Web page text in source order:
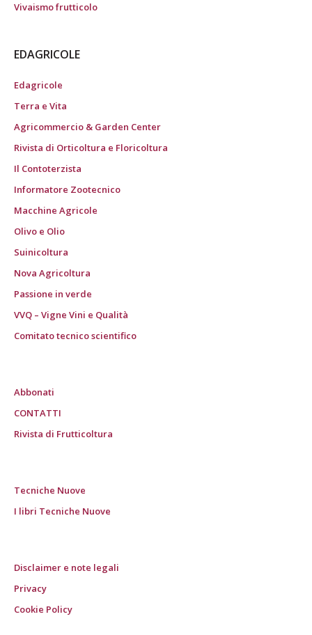
Vivaismo frutticolo
EDAGRICOLE
Edagricole
Terra e Vita
Agricommercio & Garden Center
Rivista di Orticoltura e Floricoltura
Il Contoterzista
Informatore Zootecnico
Macchine Agricole
Olivo e Olio
Suinicoltura
Nova Agricoltura
Passione in verde
VVQ – Vigne Vini e Qualità
Comitato tecnico scientifico
Abbonati
CONTATTI
Rivista di Frutticoltura
Tecniche Nuove
I libri Tecniche Nuove
Disclaimer e note legali
Privacy
Cookie Policy